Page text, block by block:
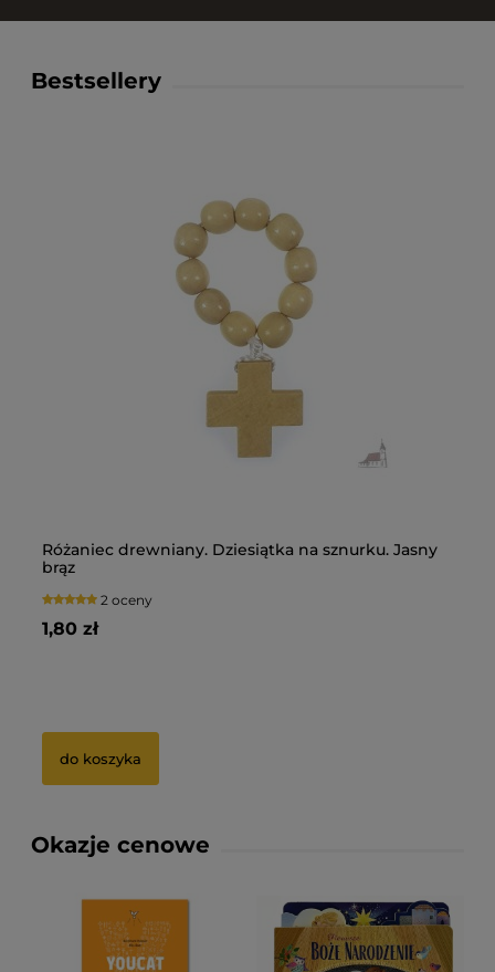
Bestsellery
Różaniec drewniany. Dziesiątka na sznurku. Jasny
brąz
2 oceny
1,80 zł
do koszyka
Okazje cenowe